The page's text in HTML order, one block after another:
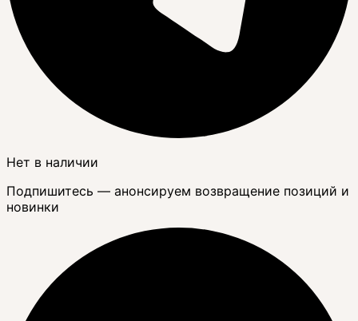
Нет в наличии
Подпишитесь — анонсируем возвращение позиций и
новинки